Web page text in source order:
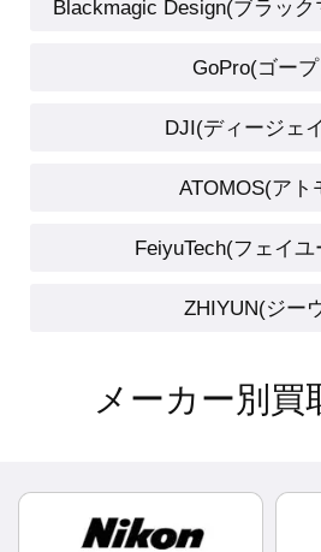
Blackmagic Design(ブラッ
GoPro(ゴー
DJI(ディージェ
ATOMOS(アト
FeiyuTech(フェイ
ZHIYUN(ジー
メーカー別買